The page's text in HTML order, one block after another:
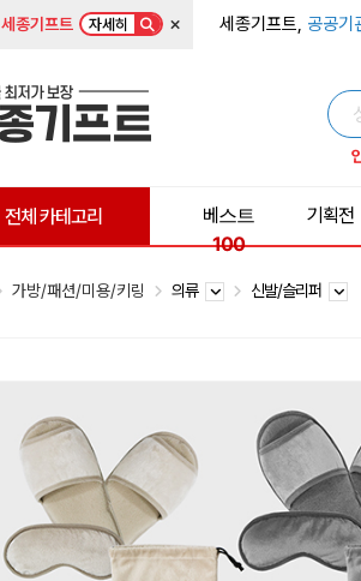
세종기프트 자세히 × 세종기프트, 공공기
전체 카테고리
베스트
100
기획전
가방/패션/미용/키링 의류 신발/슬리퍼